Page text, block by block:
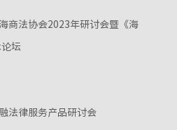
商法协会2023年研讨会暨《海
坛
法律服务产品研讨会